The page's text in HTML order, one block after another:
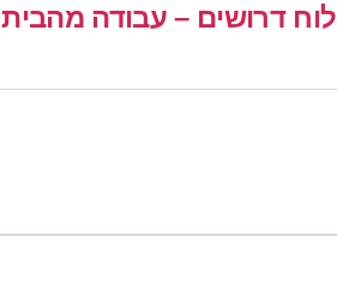
לוח דרושים – עבודה מהבית